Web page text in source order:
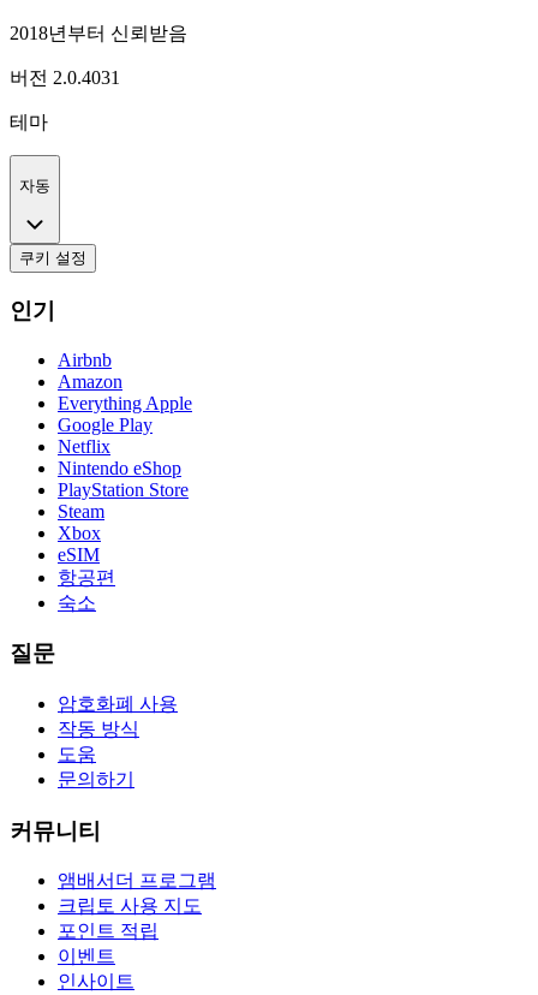
2018년부터 신뢰받음
버전 2.0.4031
테마
자동
쿠키 설정
인기
Airbnb
Amazon
Everything Apple
Google Play
Netflix
Nintendo eShop
PlayStation Store
Steam
Xbox
eSIM
항공편
숙소
질문
암호화폐 사용
작동 방식
도움
문의하기
커뮤니티
앰배서더 프로그램
크립토 사용 지도
포인트 적립
이벤트
인사이트